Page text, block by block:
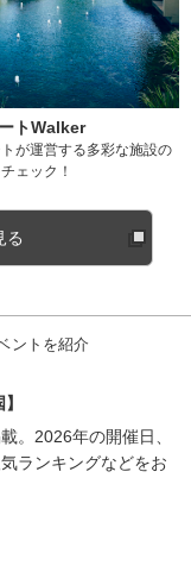
トWalker
が運営する多彩な施設の
ェック！
る
ントを紹介
。2026年の開催日、
ランキングなどをお